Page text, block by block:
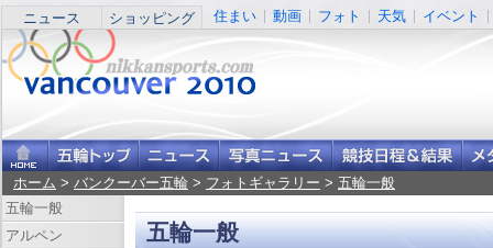
ニュース ショッピング 住まい 動画 フォト 天気 イベント
ホーム > バンクーバー五輪 > フォトギャラリー > 五輪一般
五輪一般
五輪一般
アルペン